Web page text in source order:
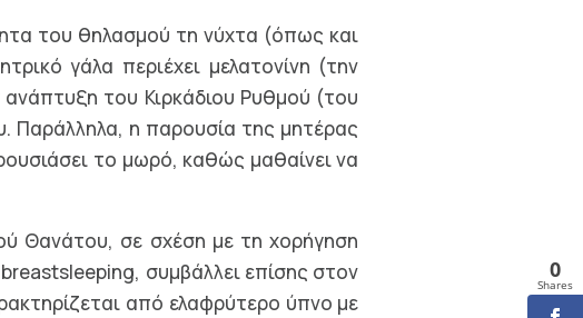
του θηλασμού τη νύχτα (όπως και
γάλα περιέχει μελατονίνη (την
του Κιρκάδιου Ρυθμού (του
Παράλληλα, η παρουσία της μητέρας
το μωρό, καθώς μαθαίνει να
Θανάτου, σε σχέση με τη χορήγηση
συμβάλλει επίσης στον
από ελαφρύτερο ύπνο με
0
Shares